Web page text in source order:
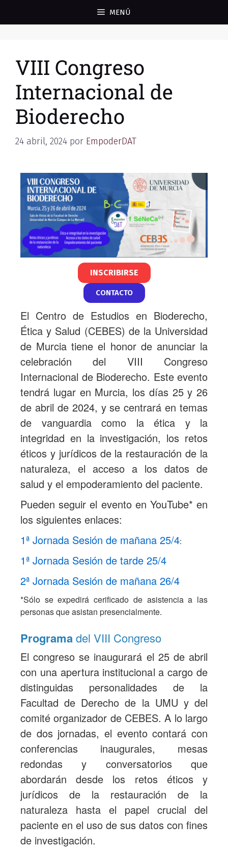
MENÚ
VIII Congreso
Internacional de
Bioderecho
24 abril, 2024 por EmpoderDAT
INSCRIBIRSE
CONTACTO
El Centro de Estudios en Bioderecho,
Ética y Salud (CEBES) de la Universidad
de Murcia tiene el honor de anunciar la
celebración del VIII Congreso
Internacional de Bioderecho. Este evento
tendrá lugar en Murcia, los días 25 y 26
de abril de 2024, y se centrará en temas
de vanguardia como la ética y la
integridad en la investigación, los retos
éticos y jurídicos de la restauración de la
naturaleza, el acceso a los datos de
salud y el empoderamiento del paciente.
Pueden seguir el evento en YouTube* en
los siguientes enlaces:
1ª Jornada Sesión de mañana 25/4:
1ª Jornada Sesión de tarde 25/4
2ª Jornada Sesión de mañana 26/4
*Sólo se expedirá cerificado de asistencia a las
personas que asistan presencialmente.
Programadel VIII Congreso
El congreso se inaugurará el 25 de abril
con una apertura institucional a cargo de
distinguidas personalidades de la
Facultad de Derecho de la UMU y del
comité organizador de CEBES. A lo largo
de dos jornadas, el evento contará con
conferencias inaugurales, mesas
redondas y conversatorios que
abordarán desde los retos éticos y
jurídicos de la restauración de la
naturaleza hasta el papel crucial del
paciente en el uso de sus datos con fines
de investigación.